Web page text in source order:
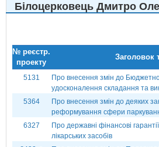
Білоцерковець Дмитро
№ реєстр.
проекту
Заголовок
5131
Про внесення змін до
удосконалення складання та
5364
Про внесення змін до деяких
реформування сфери
6327
Про державні фінансові
лікарських засобів